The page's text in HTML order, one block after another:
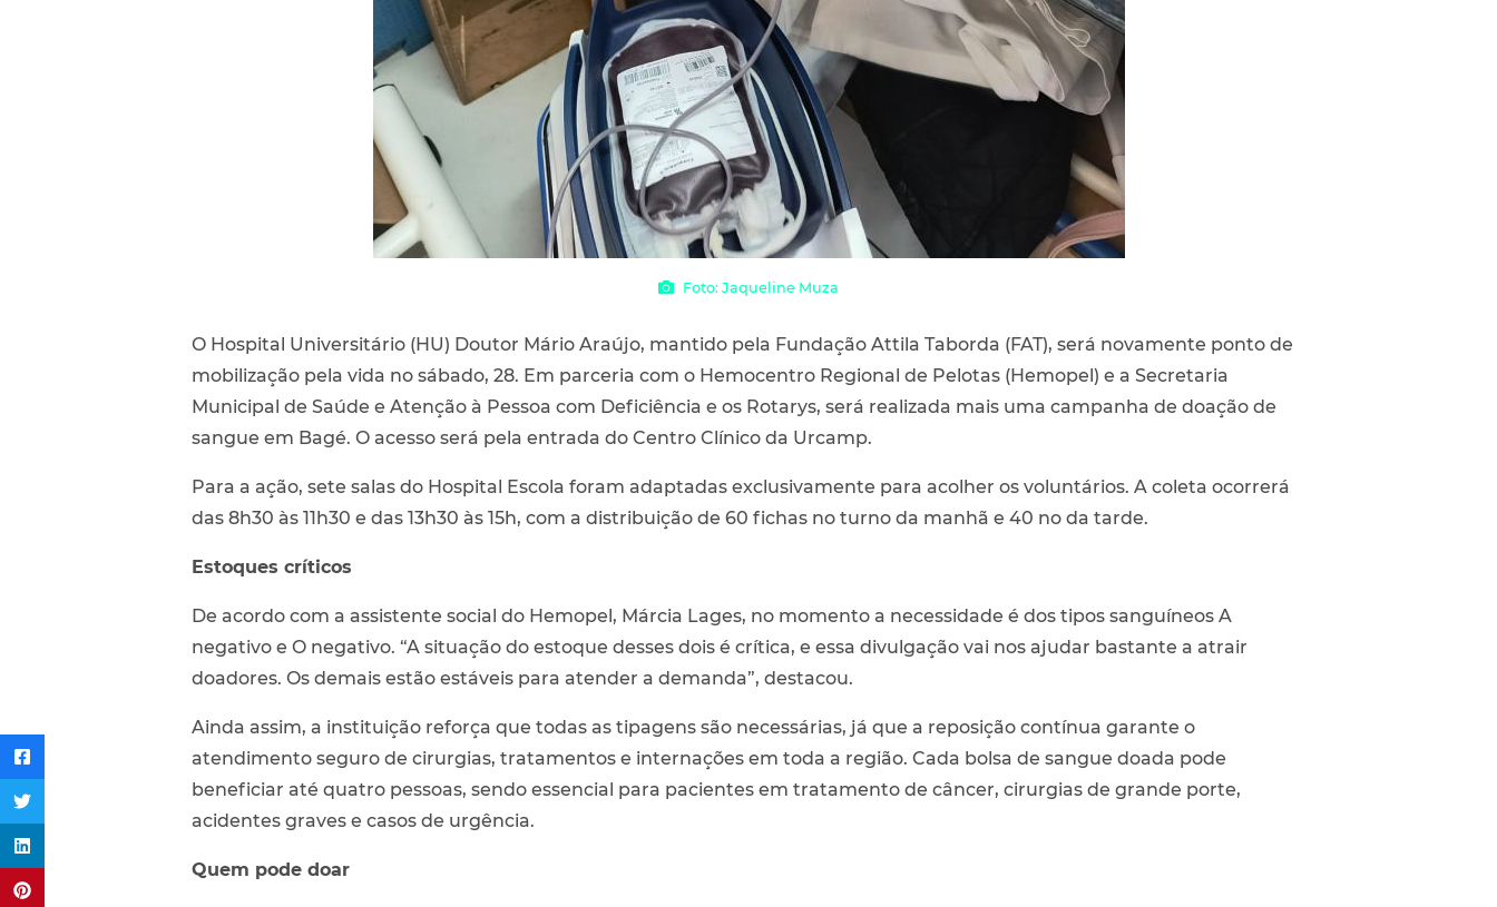
Foto: Jaqueline Muza
O Hospital Universitário (HU) Doutor Mário Araújo, mantido pela Fundação Attila Taborda (FAT), será novamente ponto de
mobilização pela vida no sábado, 28. Em parceria com o Hemocentro Regional de Pelotas (Hemopel) e a Secretaria
Municipal de Saúde e Atenção à Pessoa com Deficiência e os Rotarys, será realizada mais uma campanha de doação de
sangue em Bagé. O acesso será pela entrada do Centro Clínico da Urcamp.
Para a ação, sete salas do Hospital Escola foram adaptadas exclusivamente para acolher os voluntários. A coleta ocorrerá
das 8h30 às 11h30 e das 13h30 às 15h, com a distribuição de 60 fichas no turno da manhã e 40 no da tarde.
Estoques críticos
De acordo com a assistente social do Hemopel, Márcia Lages, no momento a necessidade é dos tipos sanguíneos A
negativo e O negativo. “A situação do estoque desses dois é crítica, e essa divulgação vai nos ajudar bastante a atrair
doadores. Os demais estão estáveis para atender a demanda”, destacou.
Ainda assim, a instituição reforça que todas as tipagens são necessárias, já que a reposição contínua garante o
atendimento seguro de cirurgias, tratamentos e internações em toda a região. Cada bolsa de sangue doada pode
beneficiar até quatro pessoas, sendo essencial para pacientes em tratamento de câncer, cirurgias de grande porte,
acidentes graves e casos de urgência.
Quem pode doar